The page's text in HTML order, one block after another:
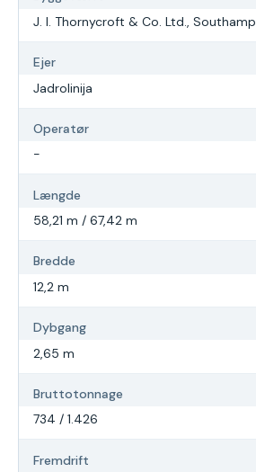
J. I. Thornycroft & Co. Ltd.,
Ejer
Jadrolinija
Operatør
-
Længde
58,21 m / 67,42 m
Bredde
12,2 m
Dybgang
2,65 m
Bruttotonnage
734 / 1.426
Fremdrift